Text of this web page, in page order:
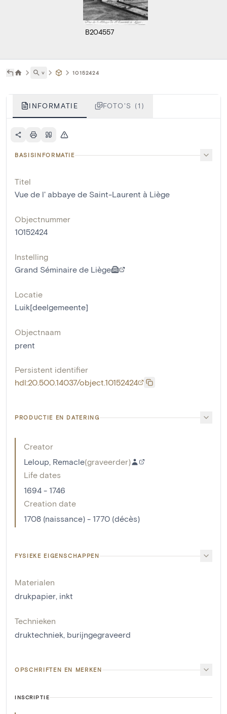
B204557
˅ 10152424
INFORMATIE FOTO'S (1)
BASISINFORMATIE
Titel
Vue de l' abbaye de Saint-Laurent à Liège
Objectnummer
10152424
Instelling
Grand Séminaire de Liège
Locatie
Luik[deelgemeente]
Objectnaam
prent
Persistent identifier
hdl:20.500.14037/object.10152424
PRODUCTIE EN DATERING
Creator
Leloup, Remacle(graveerder)
Life dates
1694 - 1746
Creation date
1708 (naissance) - 1770 (décès)
FYSIEKE EIGENSCHAPPEN
Materialen
drukpapier, inkt
Technieken
druktechniek, burijngegraveerd
OPSCHRIFTEN EN MERKEN
INSCRIPTIE